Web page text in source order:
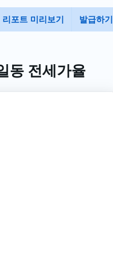
리포트 미리보기 발급하기
동 전세가율